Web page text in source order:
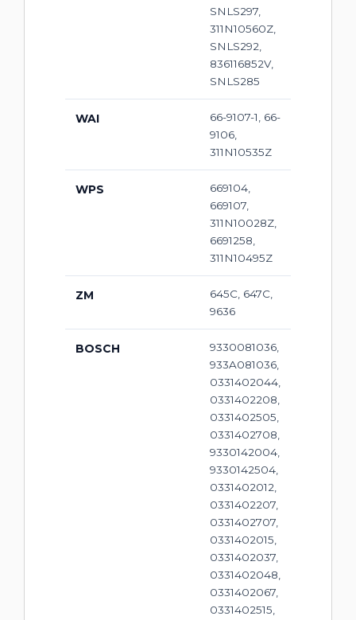
SNLS297,
311N10560Z,
SNLS292,
836116852V,
SNLS285
WAI
66-9107-1, 66-
9106,
311N10535Z
WPS
669104,
669107,
311N10028Z,
6691258,
311N10495Z
ZM
645C, 647C,
9636
BOSCH
9330081036,
933A081036,
0331402044,
0331402208,
0331402505,
0331402708,
9330142004,
9330142504,
0331402012,
0331402207,
0331402707,
0331402015,
0331402037,
0331402048,
0331402067,
0331402515,